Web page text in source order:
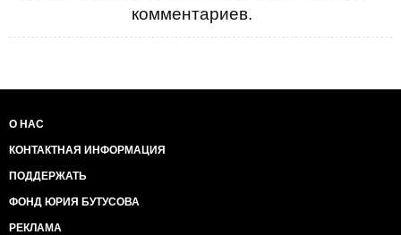
комментариев.
О НАС
КОНТАКТНАЯ ИНФОРМАЦИЯ
ПОДДЕРЖАТЬ
ФОНД ЮРИЯ БУТУСОВА
РЕКЛАМА